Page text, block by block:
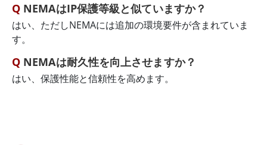
NEMAはIP保護等級と似ていますか？
はい、ただしNEMAには追加の環境要件が含まれていま
す。
NEMAは耐久性を向上させますか？
はい、保護性能と信頼性を高めます。